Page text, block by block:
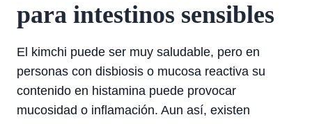
para intestinos sensibles
El kimchi puede ser muy saludable, pero en
personas con disbiosis o mucosa reactiva su
contenido en histamina puede provocar
mucosidad o inflamación. Aun así, existen